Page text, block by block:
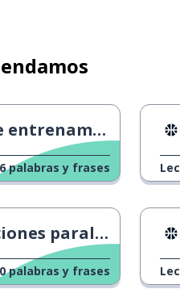
de camellos
palabras y frases
paralímpicas
palabras y frases